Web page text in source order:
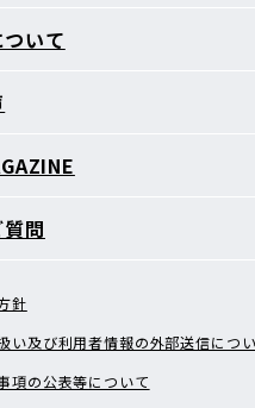
いて
問
針
い及び利用者情報の外部送信につ
項の公表等について